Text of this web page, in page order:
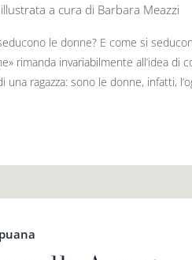
a cura di Barbara Meazzi
le donne? E come si
rimanda invariabilmente all’idea
una ragazza: sono le donne, infatti,